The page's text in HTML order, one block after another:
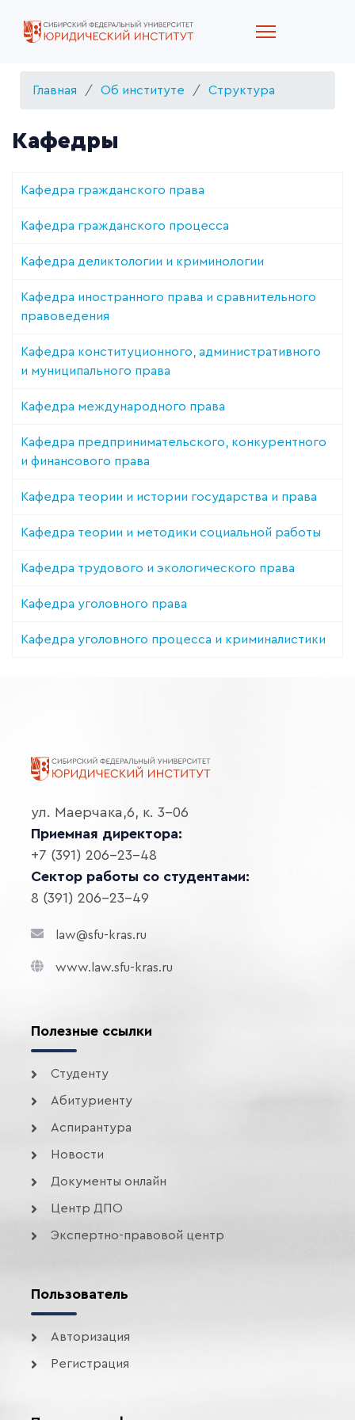
Главная Об институте Структура
Кафедры
Кафедра гражданского права
Кафедра гражданского процесса
Кафедра деликтологии и криминологии
Кафедра иностранного права и сравнительного
правоведения
Кафедра конституционного, административного
и муниципального права
Кафедра международного права
Кафедра предпринимательского, конкурентного
и финансового права
Кафедра теории и истории государства и права
Кафедра теории и методики социальной работы
Кафедра трудового и экологического права
Кафедра уголовного права
Кафедра уголовного процесса и криминалистики
ул. Маерчака,6, к. 3-06
Приемная директора:
+7 (391) 206-23-48
Сектор работы со студентами:
8 (391) 206-23-49
law@sfu-kras.ru
www.law.sfu-kras.ru
Полезные ссылки
Студенту
Абитуриенту
Аспирантура
Новости
Документы онлайн
Центр ДПО
Экспертно-правовой центр
Пользователь
Авторизация
Регистрация